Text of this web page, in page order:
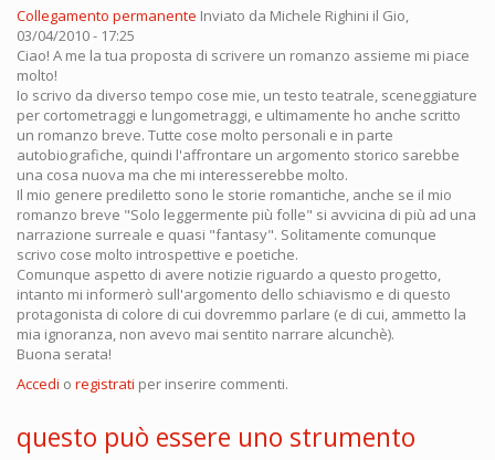
Collegamento permanente Inviato da Michele Righini il Gio,
03/04/2010 - 17:25
Ciao! A me la tua proposta di scrivere un romanzo assieme mi piace
molto!
Io scrivo da diverso tempo cose mie, un testo teatrale, sceneggiature
per cortometraggi e lungometraggi, e ultimamente ho anche scritto
un romanzo breve. Tutte cose molto personali e in parte
autobiografiche, quindi l'affrontare un argomento storico sarebbe
una cosa nuova ma che mi interesserebbe molto.
Il mio genere prediletto sono le storie romantiche, anche se il mio
romanzo breve "Solo leggermente più folle" si avvicina di più ad una
narrazione surreale e quasi "fantasy". Solitamente comunque
scrivo cose molto introspettive e poetiche.
Comunque aspetto di avere notizie riguardo a questo progetto,
intanto mi informerò sull'argomento dello schiavismo e di questo
protagonista di colore di cui dovremmo parlare (e di cui, ammetto la
mia ignoranza, non avevo mai sentito narrare alcunchè).
Buona serata!
Accedi o registrati per inserire commenti.
questo può essere uno strumento